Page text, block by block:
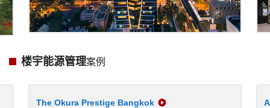
楼宇能源管理案例
The Okura Prestige Bangkok